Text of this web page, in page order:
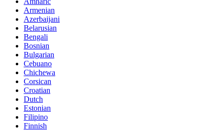
Armenian
Azerbaijani
Belarusian
Bengali
Bosnian
Bulgarian
Cebuano
Chichewa
Corsican
Croatian
Dutch
Estonian
Filipino
Finnish